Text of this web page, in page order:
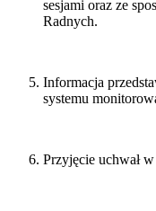
sesjami oraz ze
Radnych.
Informacja
systemu
Przyjęcie uchwał